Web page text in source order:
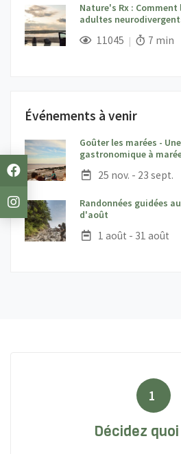
Nature's Rx :
adultes
; 11045 Vues; Temps
7 min
Événements à venir
Goûter les marées -
gastronomique à
Date :
25 nov. - 23 sept.
Randonnées guidées
d'août
Date :
1 août - 31 août
1
Décidez